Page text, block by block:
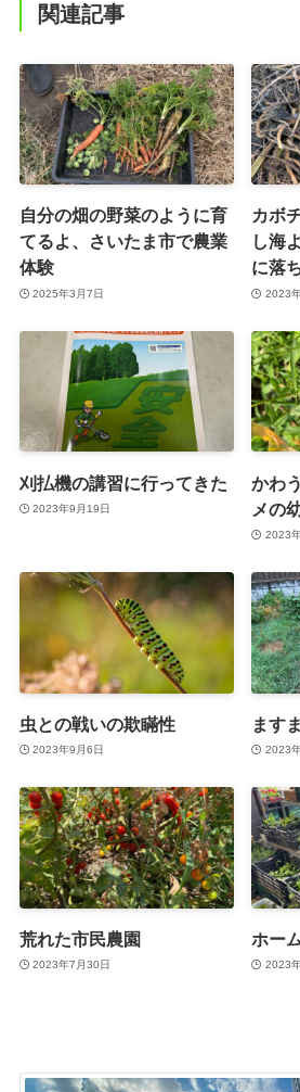
関連記事
自分の畑の野菜のように育
てるよ、さいたま市で農業
体験
2025年3月7日
カボ
し海
に落
2023
刈払機の講習に行ってきた
2023年9月19日
かわ
メの
2023
虫との戦いの欺瞞性
2023年9月6日
ます
2023
荒れた市民農園
2023年7月30日
ホー
2023